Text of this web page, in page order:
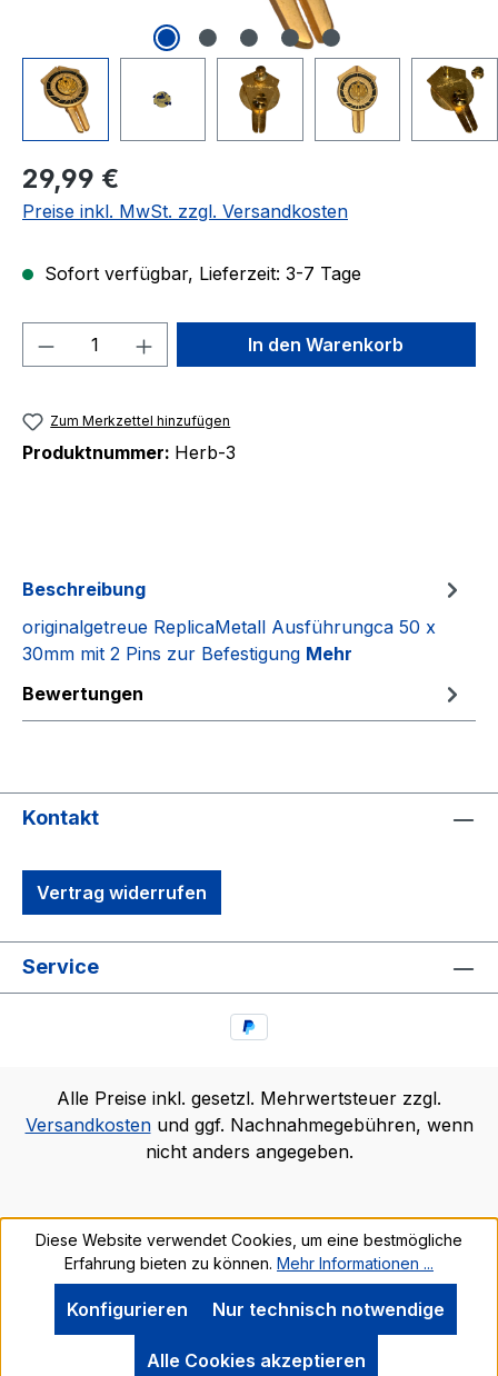
Regulärer Preis:
29,99 €
Preise inkl. MwSt. zzgl. Versandkosten
Sofort verfügbar, Lieferzeit: 3-7 Tage
Produkt Anzahl: Gib denIn den Warenkorb
Zum Merkzettel hinzufügen
Produktnummer: Herb-3
Beschreibung
originalgetreue ReplicaMetall Ausführungca 50 x
30mm mit 2 Pins zur Befestigung Mehr
Bewertungen
Kontakt
Vertrag widerrufen
Service
Alle Preise inkl. gesetzl. Mehrwertsteuer zzgl.
Versandkostenund ggf. Nachnahmegebühren, wenn
nicht anders angegeben.
Diese Website verwendet Cookies, um eine bestmögliche
Erfahrung bieten zu können. Mehr Informationen ...
Nur technisch notwendige
Konfigurieren
Alle Cookies akzeptieren